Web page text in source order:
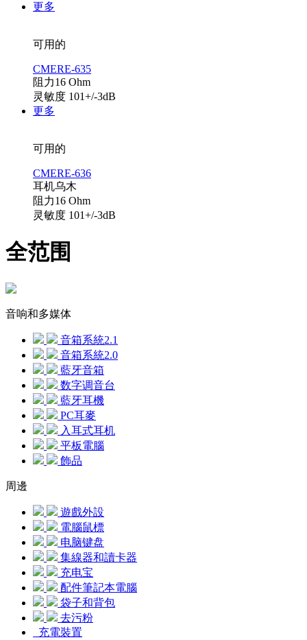
更多
可用的
CMERE-635
阻力16 Ohm
灵敏度 101+/-3dB
更多
可用的
CMERE-636
耳机乌木
阻力16 Ohm
灵敏度 101+/-3dB
全范围
音响和多媒体
音箱系統2.1
音箱系統2.0
藍牙音箱
数字调音台
藍牙耳機
PC耳麥
入耳式耳机
平板電腦
飾品
周邊
遊戲外設
電腦鼠標
电脑键盘
集線器和讀卡器
充电宝
配件筆記本電腦
袋子和背包
去污粉
充電裝置